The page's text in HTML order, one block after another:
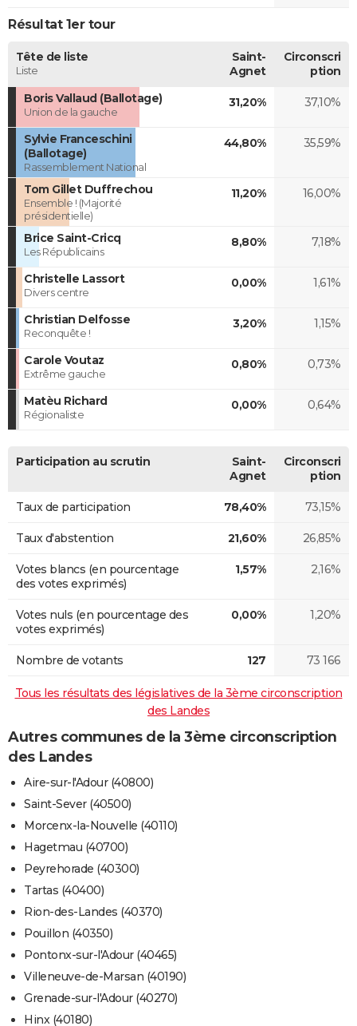
Résultat 1er tour
Tête de liste
Liste
Saint-
Agnet
Circonscri
ption
Boris Vallaud (Ballotage)
Union de la gauche
31,20% 37,10%
Sylvie Franceschini
(Ballotage)
Rassemblement National
44,80% 35,59%
Tom Gillet Duffrechou
Ensemble ! (Majorité
présidentielle)
11,20% 16,00%
Brice Saint-Cricq
Les Républicains
8,80% 7,18%
Christelle Lassort
Divers centre
0,00% 1,61%
Christian Delfosse
Reconquête !
3,20% 1,15%
Carole Voutaz
Extrême gauche
0,80% 0,73%
Matèu Richard
Régionaliste
0,00% 0,64%
Participation au scrutin
Saint-
Agnet
Circonscri
ption
Taux de participation 78,40% 73,15%
Taux d'abstention 21,60% 26,85%
Votes blancs (en pourcentage
des votes exprimés)
1,57% 2,16%
Votes nuls (en pourcentage des
votes exprimés)
0,00% 1,20%
Nombre de votants 127 73 166
Tous les résultats des législatives de la 3ème circonscription
des Landes
Autres communes de la 3ème circonscription
des Landes
Aire-sur-l'Adour (40800)
Saint-Sever (40500)
Morcenx-la-Nouvelle (40110)
Hagetmau (40700)
Peyrehorade (40300)
Tartas (40400)
Rion-des-Landes (40370)
Pouillon (40350)
Pontonx-sur-l'Adour (40465)
Villeneuve-de-Marsan (40190)
Grenade-sur-l'Adour (40270)
Hinx (40180)